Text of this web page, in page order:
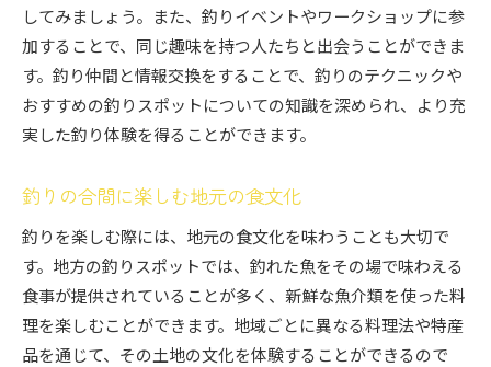
してみましょう。また、釣りイベントやワークショップに参
加することで、同じ趣味を持つ人たちと出会うことができま
す。釣り仲間と情報交換をすることで、釣りのテクニックや
おすすめの釣りスポットについての知識を深められ、より充
実した釣り体験を得ることができます。
釣りの合間に楽しむ地元の食文化
釣りを楽しむ際には、地元の食文化を味わうことも大切で
す。地方の釣りスポットでは、釣れた魚をその場で味わえる
食事が提供されていることが多く、新鮮な魚介類を使った料
理を楽しむことができます。地域ごとに異なる料理法や特産
品を通じて、その土地の文化を体験することができるので